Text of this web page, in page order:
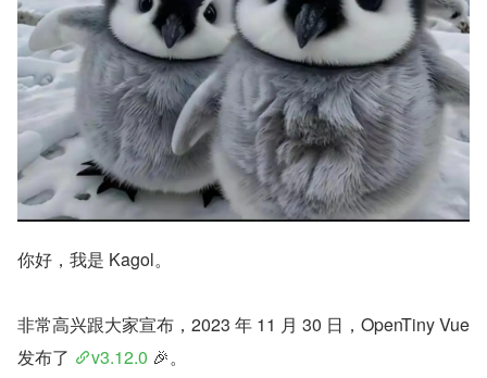
你好，我是 Kagol。
非常高兴跟大家宣布，2023 年 11 月 30 日，OpenTiny Vue
发布了
v3.12.0 🎉。